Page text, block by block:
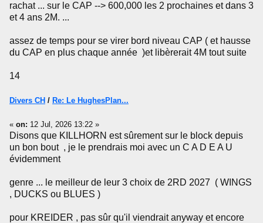
rachat ... sur le CAP --> 600,000 les 2 prochaines et dans 3
et 4 ans 2M. ...
assez de temps pour se virer bord niveau CAP ( et hausse
du CAP en plus chaque année )et libèrerait 4M tout suite
14
Divers CH / Re: Le HughesPlan...
« on: 12 Jul, 2026 13:22 »
Disons que KILLHORN est sûrement sur le block depuis
un bon bout , je le prendrais moi avec un C A D E A U
évidemment
genre ... le meilleur de leur 3 choix de 2RD 2027 ( WINGS
, DUCKS ou BLUES )
pour KREIDER , pas sûr qu'il viendrait anyway et encore